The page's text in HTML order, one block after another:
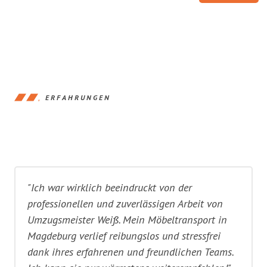
ERFAHRUNGEN
"Ich war wirklich beeindruckt von der
professionellen und zuverlässigen Arbeit von
Umzugsmeister Weiß. Mein Möbeltransport in
Magdeburg verlief reibungslos und stressfrei
dank ihres erfahrenen und freundlichen Teams.